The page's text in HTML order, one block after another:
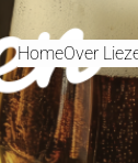
HomeOver